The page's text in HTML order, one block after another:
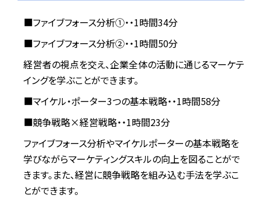
■ファイブフォース分析①・・1時間34分
■ファイブフォース分析②・・1時間50分
経営者の視点を交え、企業全体の活動に通じるマーケテ
イングを学ぶことができます。
■マイケル・ポーター3つの基本戦略・・1時間58分
■競争戦略×経営戦略・・1時間23分
ファイブフォース分析やマイケルポーターの基本戦略を
学びながらマーケティングスキルの向上を図ることがで
きます。また、経営に競争戦略を組み込む手法を学ぶこ
とができます。